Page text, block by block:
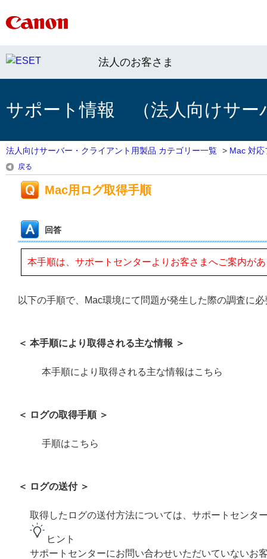
法人のお客さま
サポート情報 （法人向けサー
法人向けサーバー・クライアント用製品 カテゴリー一覧 > Mac 対応
戻る
Mac用ログ取得手順
回答
本手順は、サポートセンターよりお客さまへご案内が
以下の手順で、Mac環境にて問題が発生した際の調査に
＜ 本手順により取得される主な情報 ＞
本手順により取得される主な情報はこちら
＜ ログの取得手順 ＞
手順はこちら
＜ ログの送付 ＞
取得したログの送付方法については、サポートセンタ
ヒント
サポートセンターにお問い合わせいただいていない